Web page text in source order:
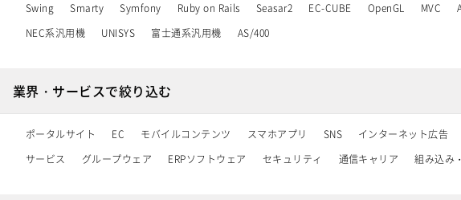
Swing
Smarty Symfony Ruby on Rails Seasar2 EC-CUBE OpenGL MVC
NEC系汎用機
UNISYS 富士通系汎用機 AS/400
業界・サービスで絞り込む
ポータルサイト EC モバイルコンテンツ スマホアプリ SNS インターネット広告
サービス
グループウェア ERPソフトウェア セキュリティ 通信キャリア 組み込み